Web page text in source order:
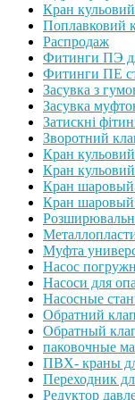
Кран
Поплавковий
Распродаж
Фитинги ПЭ
Фитинги ПЕ
Засувка з
Засувка
Затискні
Зворотний
Кран
Кран
Кран
Кран шаровый
Муфта
Насос
Насоси для
Насосные
Обратний
Обратный
паковочные
ПВХ- краны
Переходник
Редуктор